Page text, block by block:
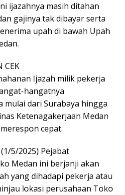
ijazahnya masih ditahan
gajinya tak dibayar serta
upah di bawah Upah
CEK
Ijazah milik pekerja
hangatnya
mulai dari Surabaya hingga
Ketenagakerjaan Medan
cepat.
5/2025) Pejabat
Medan ini berjanji akan
yang dihadapi pekerja atau
lokasi perusahaan Toko